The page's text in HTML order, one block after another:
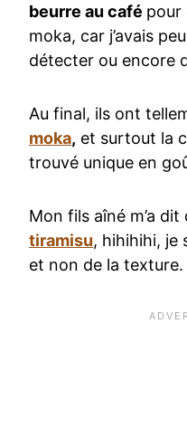
beurre au café pour
moka, car j’avais
détecter ou encore
Au final, ils ont
moka, et surtout la
trouvé unique en
Mon fils aîné m’a
tiramisu, hihihihi, je
et non de la texture.